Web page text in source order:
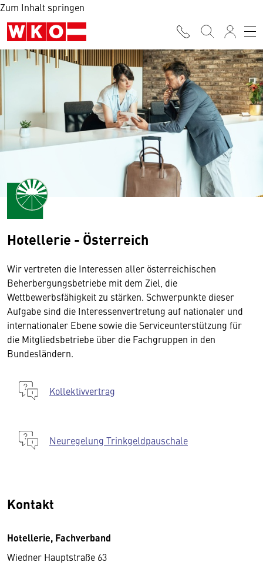
Zum Inhalt springen
Hotellerie - Österreich
Wir vertreten die Interessen aller österreichischen
Beherbergungsbetriebe mit dem Ziel, die
Wettbewerbsfähigkeit zu stärken. Schwerpunkte dieser
Aufgabe sind die Interessenvertretung auf nationaler und
internationaler Ebene sowie die Serviceunterstützung für
die Mitgliedsbetriebe über die Fachgruppen in den
Bundesländern.
Kollektivvertrag
Neuregelung Trinkgeldpauschale
Kontakt
Hotellerie, Fachverband
Wiedner Hauptstraße 63